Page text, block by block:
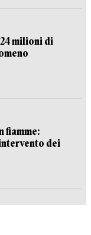
24 milioni di
fiamme:
dei